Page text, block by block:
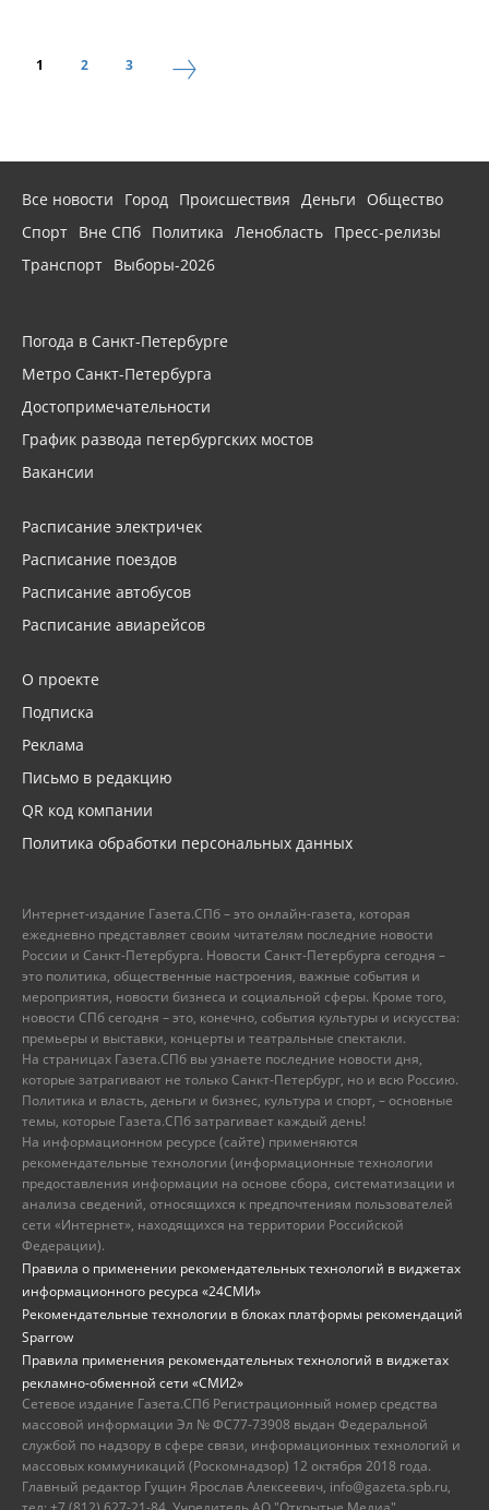
1 2 3
Все новости Город Происшествия Деньги
Общество
Спорт Вне СПб Политика Ленобласть Пресс-релизы
Транспорт Выборы-2026
Погода в Санкт-Петербурге
Метро Санкт-Петербурга
Достопримечательности
График развода петербургских мостов
Вакансии
Расписание электричек
Расписание поездов
Расписание автобусов
Расписание авиарейсов
О проекте
Подписка
Реклама
Письмо в редакцию
QR код компании
Политика обработки персональных данных
Интернет-издание Газета.СПб – это онлайн-газета, которая
ежедневно представляет своим читателям последние новости
России и Санкт-Петербурга. Новости Санкт-Петербурга сегодня –
это политика, общественные настроения, важные события и
мероприятия, новости бизнеса и социальной сферы. Кроме того,
новости СПб сегодня – это, конечно, события культуры и искусства:
премьеры и выставки, концерты и театральные спектакли.
На страницах Газета.СПб вы узнаете последние новости дня,
которые затрагивают не только Санкт-Петербург, но и всю Россию.
Политика и власть, деньги и бизнес, культура и спорт, – основные
темы, которые Газета.СПб затрагивает каждый день!
На информационном ресурсе (сайте) применяются
рекомендательные технологии (информационные технологии
предоставления информации на основе сбора, систематизации и
анализа сведений, относящихся к предпочтениям пользователей
сети «Интернет», находящихся на территории Российской
Федерации).
Правила о применении рекомендательных технологий в виджетах
информационного ресурса «24СМИ»
Рекомендательные технологии в блоках платформы рекомендаций
Sparrow
Правила применения рекомендательных технологий в виджетах
рекламно-обменной сети «СМИ2»
Сетевое издание Газета.СПб Регистрационный номер средства
массовой информации Эл № ФС77-73908 выдан Федеральной
службой по надзору в сфере связи, информационных технологий и
массовых коммуникаций (Роскомнадзор) 12 октября 2018 года.
Главный редактор Гущин Ярослав Алексеевич, info@gazeta.spb.ru,